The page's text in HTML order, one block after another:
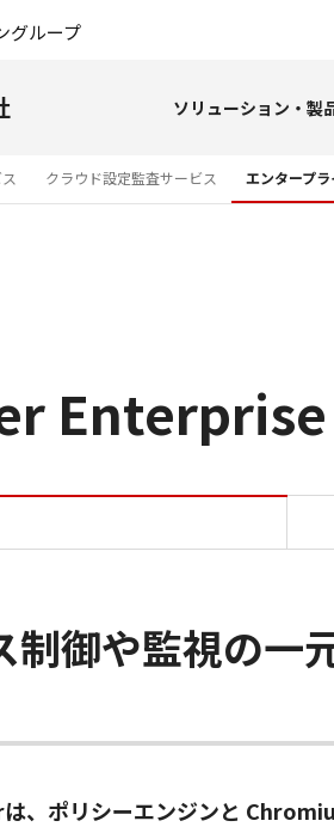
グループ
ソリューション・製
クラウド設定監査サービス エンタープ
エ
制御や監視の一
ポリシーエンジンと